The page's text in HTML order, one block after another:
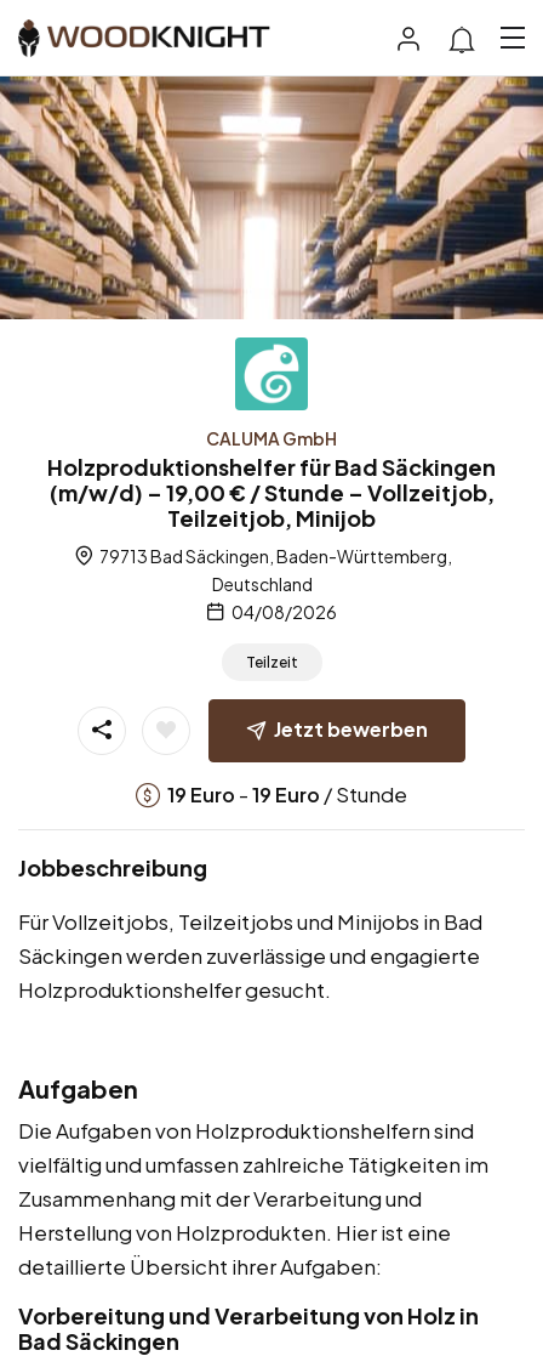
CALUMA GmbH
Holzproduktionshelfer für Bad Säckingen
(m/w/d) – 19,00 € / Stunde – Vollzeitjob,
Teilzeitjob, Minijob
79713 Bad Säckingen, Baden-Württemberg,
Deutschland
04/08/2026
Teilzeit
Jetzt bewerben
19 Euro -19 Euro / Stunde
Jobbeschreibung
Für Vollzeitjobs, Teilzeitjobs und Minijobs in Bad
Säckingen werden zuverlässige und engagierte
Holzproduktionshelfer gesucht.
Aufgaben
Die Aufgaben von Holzproduktionshelfern sind
vielfältig und umfassen zahlreiche Tätigkeiten im
Zusammenhang mit der Verarbeitung und
Herstellung von Holzprodukten. Hier ist eine
detaillierte Übersicht ihrer Aufgaben:
Vorbereitung und Verarbeitung von Holz in
Bad Säckingen